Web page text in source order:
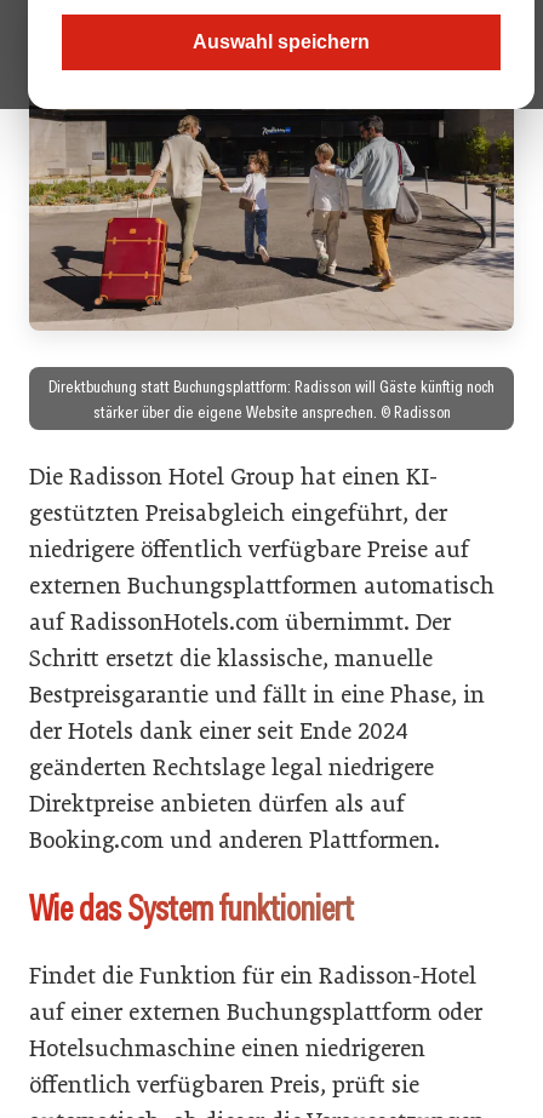
Auswahl speichern
Direktbuchung statt Buchungsplattform: Radisson will Gäste künftig noch
stärker über die eigene Website ansprechen. © Radisson
Die Radisson Hotel Group hat einen KI-
gestützten Preisabgleich eingeführt, der
niedrigere öffentlich verfügbare Preise auf
externen Buchungsplattformen automatisch
auf RadissonHotels.com übernimmt. Der
Schritt ersetzt die klassische, manuelle
Bestpreisgarantie und fällt in eine Phase, in
der Hotels dank einer seit Ende 2024
geänderten Rechtslage legal niedrigere
Direktpreise anbieten dürfen als auf
Booking.com und anderen Plattformen.
Wie das System funktioniert
Findet die Funktion für ein Radisson-Hotel
auf einer externen Buchungsplattform oder
Hotelsuchmaschine einen niedrigeren
öffentlich verfügbaren Preis, prüft sie